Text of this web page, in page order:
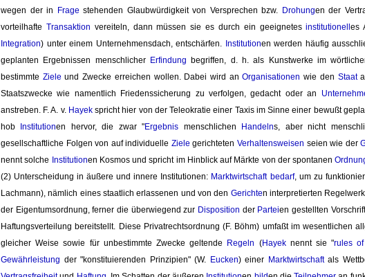
wegen der in
Frage stehenden Glaubwürdigkeit von Versprechen bzw. Drohungen der
vorteilhafte Transaktion vereiteln, dann müssen sie es durch ein geeignetes institutionelles
Integration) unter einem Unternehmensdach, entschärfen. Institutionen werden häufig
geplanten Ergebnissen menschlicher Erfindung begriffen, d. h. als Kunstwerke im
bestimmte Ziele und Zwecke erreichen wollen. Dabei wird an Organisationen wie den Staat
Staatszwecke wie namentlich Friedenssicherung zu verfolgen, gedacht oder an
anstreben. F. A. v. Hayekspricht hier von der Teleokratie einer Taxis im Sinne einer bewußt
hob
Institutionen hervor, die zwar "Ergebnis menschlichen Handelns, aber nicht
gesellschaftliche Folgen von auf individuelle Ziele gerichteten Verhaltensweisen seien wie der
nennt solche Institutionen Kosmos und spricht im Hinblick auf Märkte von der spontanen
(2) Unterscheidung in äußere und innere Institutionen: Marktwirtschaft bedarf, um zu
Lachmann), nämlich eines staatlich erlassenen und von den Gerichten interpretierten
der Eigentumsordnung, ferner die überwiegend zur Disposition der Parteien gestellten
Haftungsverteilung bereitstellt. Diese Privatrechtsordnung (F. Böhm) umfaßt im wesentlichen
gleicher Weise sowie für unbestimmte Zwecke geltende
Regeln (Hayeknennt sie "rules
Gewährleistung der "konstituierenden Prinzipien" (W. Eucken) einer Marktwirtschaftals